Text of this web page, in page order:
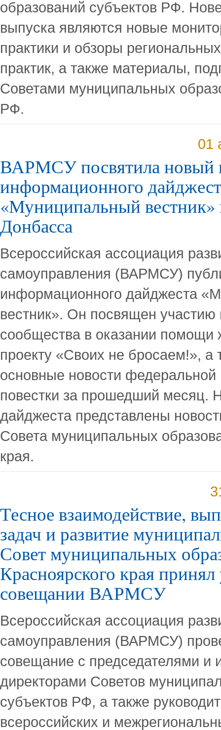
образований субъектов РФ.
выпуска являются новые
практики и обзоры
практик, а также материалы,
Советами муниципальных
РФ.
01
ВАРМСУ посвятила новый
информационного
«Муниципальный
Донбасса
Всероссийская ассоциация
самоуправления (ВАРМСУ)
информационного дайджеста
вестник». Он посвящен участию
сообщества в оказании
проекту «Своих не бросаем!», а
основные новости
повестки за прошедший месяц.
дайджеста представлены
Совета муниципальных
края.
Тесное взаимодействие,
задач и развитие
Совет муниципальных
Красноярского края
совещании ВАРМСУ
Всероссийская ассоциация
самоуправления (ВАРМСУ)
совещание с председателями и
директорами Советов
субъектов РФ, а также
всероссийских и